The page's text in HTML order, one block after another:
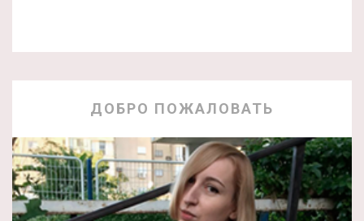
ДОБРО ПОЖАЛОВАТЬ